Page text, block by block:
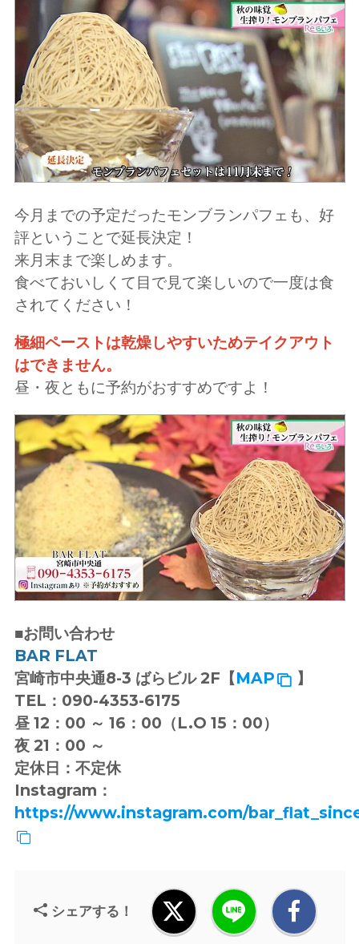
今月までの予定だったモンブランパフェも、好
評ということで延長決定！
来月末まで楽しめます。
食べておいしくて目で見て楽しいので一度は食
されてください！
極細ペーストは乾燥しやすいためテイクアウト
はできません。
昼・夜ともに予約がおすすめですよ！
■お問い合わせ
BAR FLAT
宮崎市中央通8-3 ばらビル 2F【MAP
】
TEL：090-4353-6175
昼 12：00 ～ 16：00（L.O 15：00）
夜 21：00 ～
定休日：不定休
Instagram：
https://www.instagram.com/
シェアする！